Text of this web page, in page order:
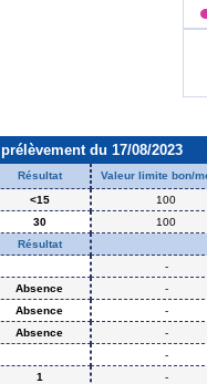
du 17/08/2023
Résultat
Valeur limite bon/
<15
100
30
100
Résultat
-
Absence
-
Absence
-
Absence
-
-
1
-